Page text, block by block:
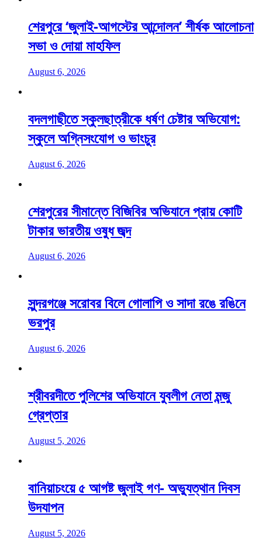
শেরপুরে ‘জুলাই-আগস্টের আন্দোলন’ শীর্ষক আলোচনা
সভা ও দোয়া মাহফিল
August 6, 2026
বদলগাছীতে স্কুলছাত্রীকে ধর্ষণ চেষ্টার অভিযোগ:
স্কুলে অগ্নিসংযোগ ও ভাংচুর
August 6, 2026
শেরপুরের সীমান্তে বিজিবির অভিযানে প্রায় কোটি
টাকার ভারতীয় ওষুধ জব্দ
August 6, 2026
সুন্দরগঞ্জে সরোবর বিলে গোলাপি ও সাদা রঙে রঙিনে
ভরপুর
August 6, 2026
শ্রীবরদীতে পুলিশের অভিযানে যুবলীগ নেতা মন্জু
গ্রেপ্তার
August 5, 2026
বানিয়াচংয়ে ৫ আগষ্ট জুলাই গণ- অভ্যুত্থান দিবস
উদযাপন
August 5, 2026